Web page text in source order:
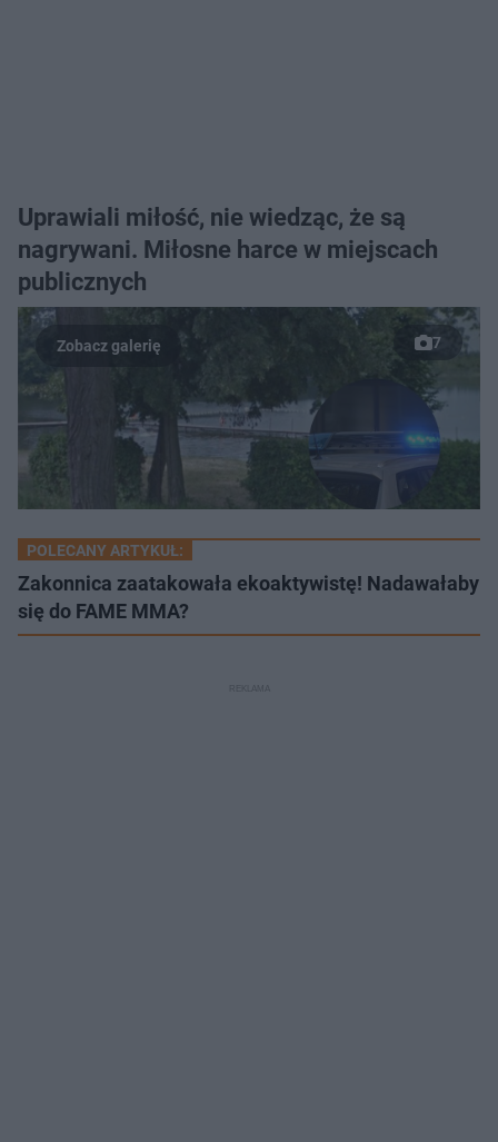
Uprawiali miłość, nie wiedząc, że są
nagrywani. Miłosne harce w miejscach
publicznych
7
POLECANY ARTYKUŁ:
Zakonnica zaatakowała ekoaktywistę! Nadawałaby
się do FAME MMA?